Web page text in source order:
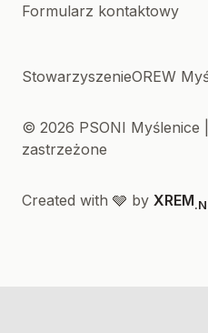
Formularz kontaktowy
StowarzyszenieOREW
© 2026 PSONI Myślenice
zastrzeżone
Created with 🩶 by XREM